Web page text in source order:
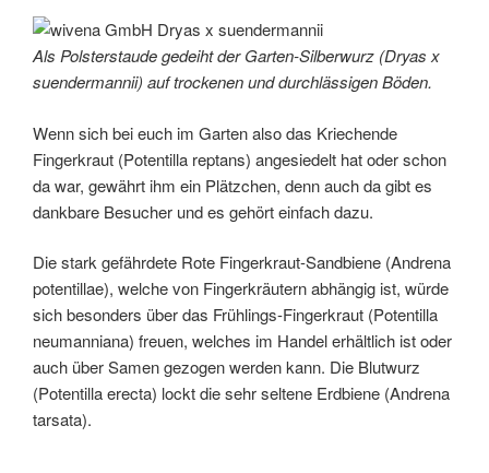
Als Polsterstaude gedeiht der Garten-Silberwurz (Dryas x
suendermannii) auf trockenen und durchlässigen Böden.
Wenn sich bei euch im Garten also das Kriechende
Fingerkraut (Potentilla reptans) angesiedelt hat oder schon
da war, gewährt ihm ein Plätzchen, denn auch da gibt es
dankbare Besucher und es gehört einfach dazu.
Die stark gefährdete Rote Fingerkraut-Sandbiene (Andrena
potentillae), welche von Fingerkräutern abhängig ist, würde
sich besonders über das Frühlings-Fingerkraut (Potentilla
neumanniana) freuen, welches im Handel erhältlich ist oder
auch über Samen gezogen werden kann. Die Blutwurz
(Potentilla erecta) lockt die sehr seltene Erdbiene (Andrena
tarsata).